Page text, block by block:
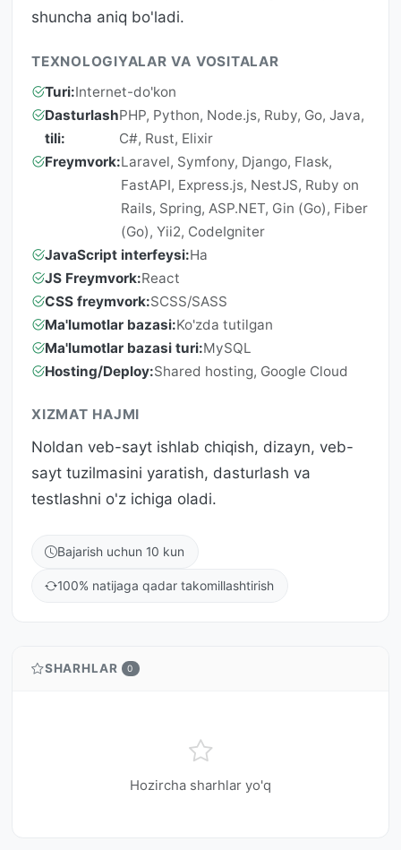
shuncha aniq bo'ladi.
TEXNOLOGIYALAR VA VOSITALAR
Turi:Internet-do'kon
Dasturlash
tili:
PHP, Python, Node.js, Ruby, Go, Java,
C#, Rust, Elixir
Freymvork:Laravel, Symfony, Django, Flask,
FastAPI, Express.js, NestJS, Ruby on
Rails, Spring, ASP.NET, Gin (Go), Fiber
(Go), Yii2, CodeIgniter
JavaScript interfeysi:Ha
JS Freymvork:React
CSS freymvork:SCSS/SASS
Ma'lumotlar bazasi:Ko'zda tutilgan
Ma'lumotlar bazasi turi:MySQL
Hosting/Deploy:Shared hosting, Google Cloud
XIZMAT HAJMI
Noldan veb-sayt ishlab chiqish, dizayn, veb-
sayt tuzilmasini yaratish, dasturlash va
testlashni o'z ichiga oladi.
Bajarish uchun 10 kun
100% natijaga qadar takomillashtirish
SHARHLAR 0
Hozircha sharhlar yo'q